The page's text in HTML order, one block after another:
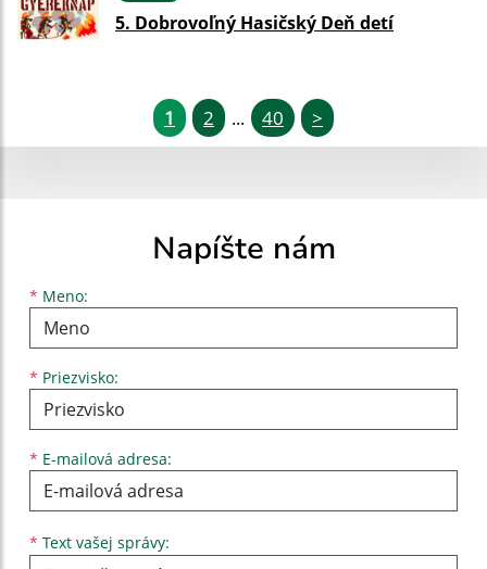
5. Dobrovoľný Hasičský Deň detí
1 2 ... 40 >
Napíšte nám
* Meno:
Meno
* Priezvisko:
Priezvisko
* E-mailová adresa:
E-mailová adresa
* Text vašej správy: